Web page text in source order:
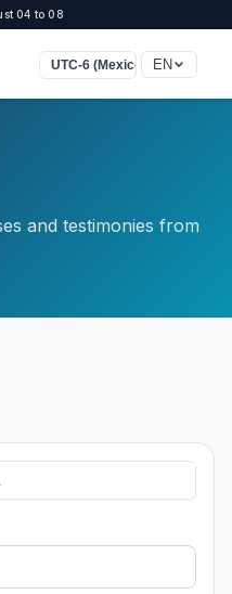
04 to 08
UTC-6 (Mexico) EN
and testimonies from